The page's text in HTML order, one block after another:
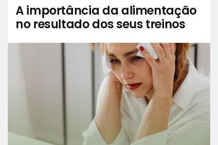
A importância da alimentação
no resultado dos seus treinos